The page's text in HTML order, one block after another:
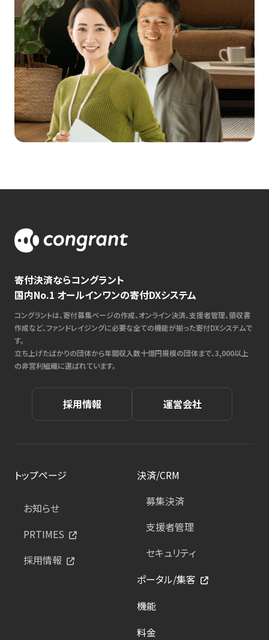
寄付決済ならコングラント
国内No.1 オールインワンの寄付DXシステム
コングラントは、寄付募集ページの作成、オンライン決済、支援者管理、領収書
作成など、ファンドレイジングに必要な全ての機能が揃った寄付DXシステムで
す。
立ち上げたばかりの団体から年間収入数十億円規模の団体まで、3,000以上
の非営利組織に選ばれています。
採用情報 運営会社
トップページ
お知らせ
PRTIMES
採用情報
決済/CRM
募集決済
支援者管理
セキュリティ
ポータル/集客
機能
料金